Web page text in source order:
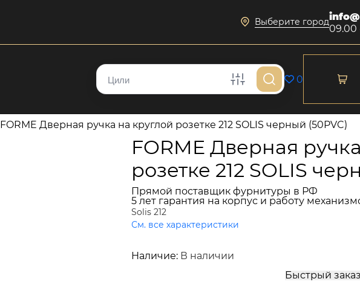
Выберите город
09.00
0
FORME Дверная ручка на круглой розетке 212 SOLIS черный (50PVC)
FORME Дверная
розетке 212 SOLIS
Прямой поставщик фурнитуры в РФ
5 лет гарантия на корпус и работу
Solis 212
См. все характеристики
Наличие: В наличии
Быстрый заказ